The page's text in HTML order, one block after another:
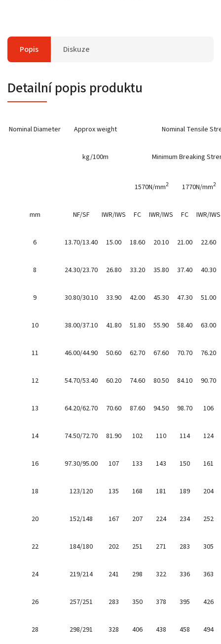
Popis Diskuze
Detailní popis produktu
Nominal Diameter Approx weight Nominal Tensile
kg/100m Minimum Breaking
1570N/mm2 1770N/mm2
mm NF/SF IWR/IWS FC IWR/IWS FC IWR/IWS
6 13.70/13.40 15.00 18.60 20.10 21.00 22.60
8 24.30/23.70 26.80 33.20 35.80 37.40 40.30
9 30.80/30.10 33.90 42.00 45.30 47.30 51.00
10 38.00/37.10 41.80 51.80 55.90 58.40 63.00
11 46.00/44.90 50.60 62.70 67.60 70.70 76.20
12 54.70/53.40 60.20 74.60 80.50 84.10 90.70
13 64.20/62.70 70.60 87.60 94.50 98.70 106
14 74.50/72.70 81.90 102 110 114 124
16 97.30/95.00 107 133 143 150 161
18 123/120 135 168 181 189 204
20 152/148 167 207 224 234 252
22 184/180 202 251 271 283 305
24 219/214 241 298 322 336 363
26 257/251 283 350 378 395 426
28 298/291 328 406 438 458 494